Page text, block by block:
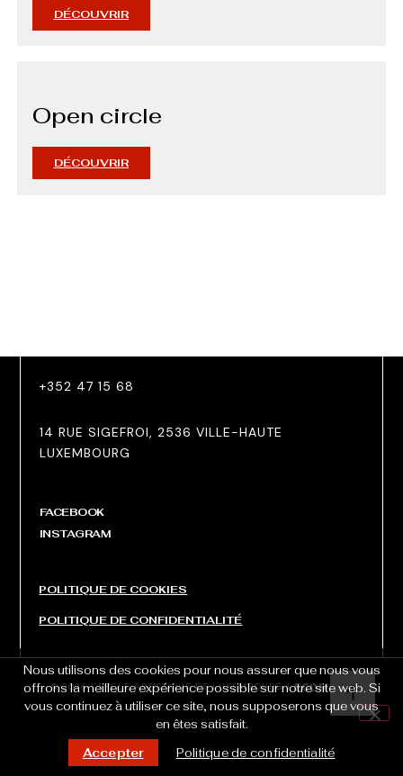
DÉCOUVRIR
Open circle
DÉCOUVRIR
POLITIQUE DE COOKIES
POLITIQUE DE CONFIDENTIALITÉ
FACEBOOK
INSTAGRAM
14 RUE SIGEFROI, 2536 VILLE-HAUTE
LUXEMBOURG
+352 47 15 68
© 2026 CERCLE ARTISTIQUE DE LUXEMBOURG |
Nous utilisons des cookies pour nous assurer que nous vous
offrons la meilleure expérience possible sur notre site web. Si
vous continuez à utiliser ce site, nous supposerons que vous
en êtes satisfait.
Accepter
Politique de confidentialité